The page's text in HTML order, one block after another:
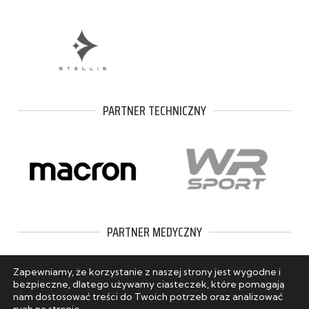
PARTNER TECHNICZNY
PARTNER MEDYCZNY
Zapewniamy, że korzystanie z naszej strony jest wygodne i
bezpieczne, dlatego używamy ciasteczek, które pomagają
nam dostosować treści do Twoich potrzeb oraz analizować